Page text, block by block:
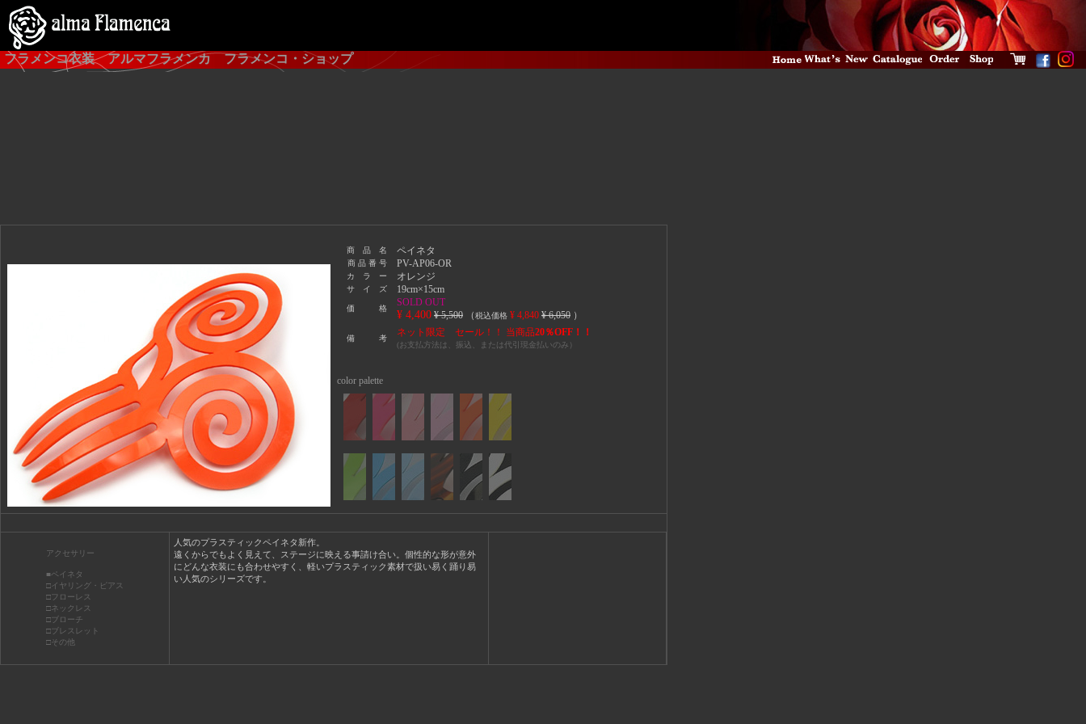
フラメンコ衣装 アルマフラメンカ フラメンコ・ショップ
商 品 名 ペイネタ
商 品 番 号 PV-AP06-OR
カ ラ ー オレンジ
サ イ ズ 19cm×15cm
価 格
SOLD OUT
¥ 4,400 ¥ 5,500 （税込価格 ¥ 4,840 ¥ 6,050 ）
備 考
ネット限定 セール！！ 当商品20％OFF！！
(お支払方法は、振込、または代引現金払いのみ）
color palette
アクセサリー
■ペイネタ
□イヤリング・ピアス
□フローレス
□ネックレス
□ブローチ
□ブレスレット
□その他
人気のプラスティックペイネタ新作。
遠くからでもよく見えて、ステージに映える事請け合い。個性的な形が意外
にどんな衣装にも合わせやすく、軽いプラスティック素材で扱い易く踊り易
い人気のシリーズです。